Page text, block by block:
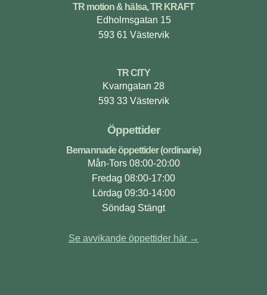
TR motion & hälsa, TR KRAFT
Edholmsgatan 15
593 61 Västervik
TR CITY
Kvarngatan 28
593 33 Västervik
Öppettider
Bemannade öppettider (ordinarie)
Mån-Tors 08:00-20:00
Fredag 08:00-17:00
Lördag 09:30-14:00
Söndag Stängt
Se avvikande öppettider här →